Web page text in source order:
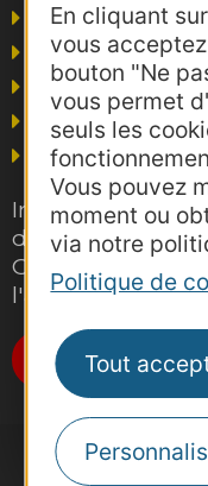
En cliquant
vous
bouton "Ne
vous permet
seuls les
Vous pouvez
moment ou
via notre
Politique de
Tout
Presse et
Voyagistes
Business/
Grand public
Inscrivez-vous
d'information
Occitanie pour
l'actualité du
Je m'abonne